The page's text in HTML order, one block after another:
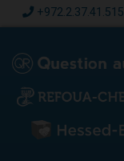
+972.2.37.41.515